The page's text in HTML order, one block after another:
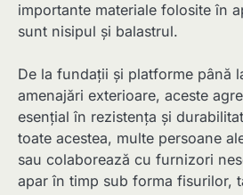
importante materiale folosite în
sunt nisipul și balastrul.
De la fundații și platforme până
amenajări exterioare, aceste
esențial în rezistența și
toate acestea, multe persoane
sau colaborează cu furnizori
apar în timp sub forma fisurilor,